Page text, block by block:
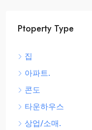
Ptoperty Type
집
아파트.
콘도
타운하우스
상업/소매.